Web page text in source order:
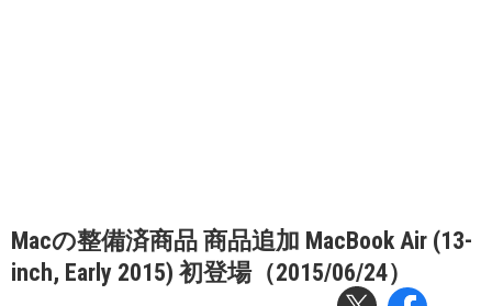
Macの整備済商品 商品追加 MacBook Air (13-
inch, Early 2015) 初登場（2015/06/24）